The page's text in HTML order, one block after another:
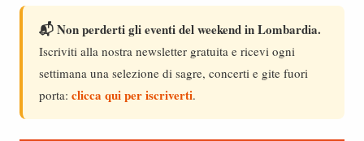
📬 Non perderti gli eventi del weekend in Lombardia.
Iscriviti alla nostra newsletter gratuita e ricevi ogni
settimana una selezione di sagre, concerti e gite fuori
porta: clicca qui per iscriverti.